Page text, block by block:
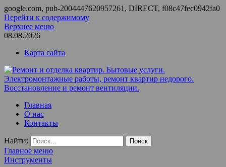
google.com, pub-2004447620957261, DIRECT, f08c47fec0942fa0
Перейти к содержимому
Верхнее меню
08.08.2026
Карта сайта
Ремонт и отделка квартир. Бытовые услуги.
Электромонтажные работы, ремонт квартир недорого.
Восстановление и ремонт вентиляции.
ООО Домус — ремонт квартир, обслуживание и ремонт
вентиляции, монтаж систем приточной вентиляции.
Главная
О нас
Контакты
Найти:
Главное меню
Инструменты